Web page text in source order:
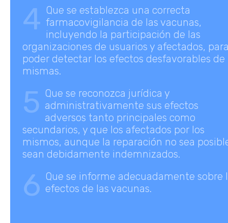
4 Que se establezca una correcta
farmacovigilancia de las vacunas,
incluyendo la participación de las
organizaciones de usuarios y afectados,
poder detectar los efectos desfavorables de
mismas.
5 Que se reconozca jurídica y
administrativamente sus efectos
adversos tanto principales como
secundarios, y que los afectados por los
mismos, aunque la reparación no sea
sean debidamente indemnizados.
6 Que se informe adecuadamente sobre
efectos de las vacunas.